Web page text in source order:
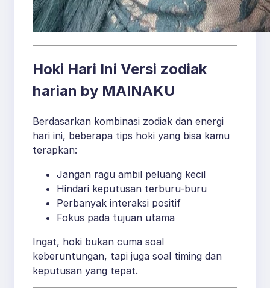
Hoki Hari Ini Versi zodiak
harian by MAINAKU
Berdasarkan kombinasi zodiak dan energi
hari ini, beberapa tips hoki yang bisa kamu
terapkan:
Jangan ragu ambil peluang kecil
Hindari keputusan terburu-buru
Perbanyak interaksi positif
Fokus pada tujuan utama
Ingat, hoki bukan cuma soal
keberuntungan, tapi juga soal timing dan
keputusan yang tepat.